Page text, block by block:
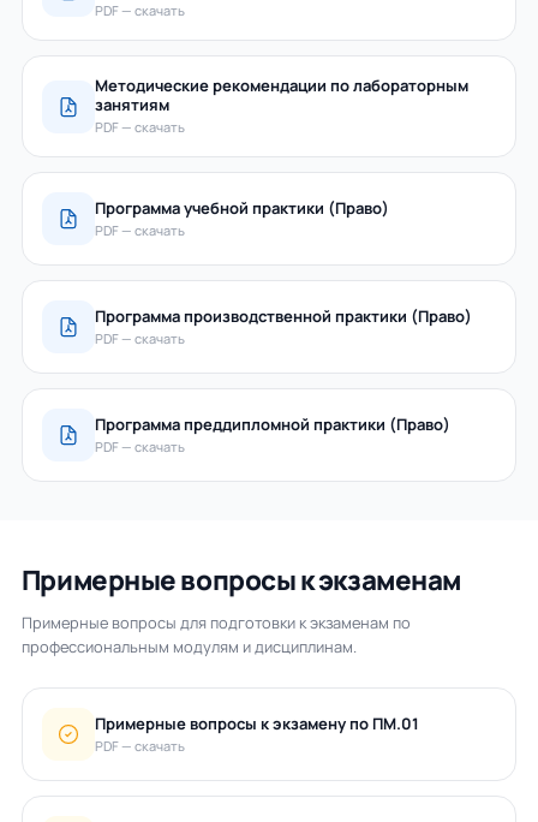
PDF — скачать
Методические рекомендации по лабораторным
занятиям
PDF — скачать
Программа учебной практики (Право)
PDF — скачать
Программа производственной практики (Право)
PDF — скачать
Программа преддипломной практики (Право)
PDF — скачать
Примерные вопросы к экзаменам
Примерные вопросы для подготовки к экзаменам по
профессиональным модулям и дисциплинам.
Примерные вопросы к экзамену по ПМ.01
PDF — скачать